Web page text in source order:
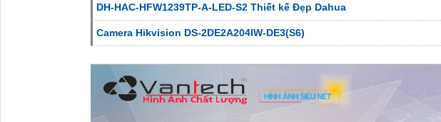
DH-HAC-HFW1239TP-A-LED-S2 Thiết kế Đẹp Dahua
Camera Hikvision DS-2DE2A204IW-DE3(S6)